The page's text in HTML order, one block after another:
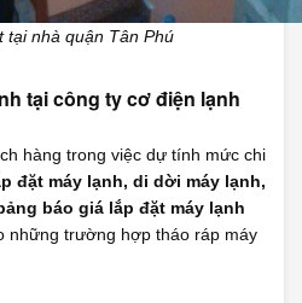
tại nhà quận Tân Phú
tại công ty cơ điện lạnh
hàng trong việc dự tính mức chi
đặt máy lạnh, di dời máy lạnh,
báo giá lắp đặt máy lạnh
những trường hợp tháo ráp máy